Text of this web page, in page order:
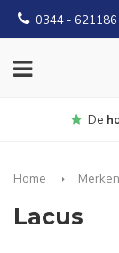
0344 - 621186
Home Merken
Lacus